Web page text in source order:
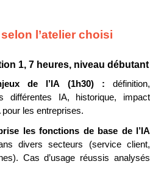
l’atelier choisi
1, 7 heures, niveau débutant
de l’IA (1h30) : définition,
différentes IA, historique, impact
pour les entreprises.
les fonctions de base de l’IA
divers secteurs (service client,
Cas d’usage réussis analysés